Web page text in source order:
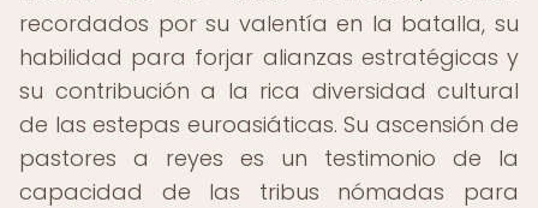
recordados por su valentía en la batalla, su
habilidad para forjar alianzas estratégicas y
su contribución a la rica diversidad cultural
de las estepas euroasiáticas. Su ascensión de
pastores a reyes es un testimonio de la
capacidad de las tribus nómadas para